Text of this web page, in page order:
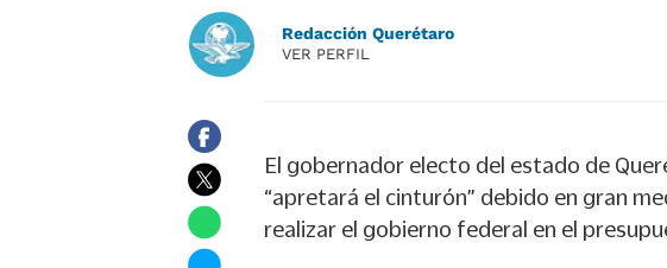
Redacción Querétaro
VER PERFIL
El gobernador electo del estado de
“apretará el cinturón” debido en gran
realizar el gobierno federal en el